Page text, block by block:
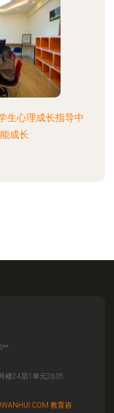
生心理成长指导中
成长
楼24层1单元2805
教育咨